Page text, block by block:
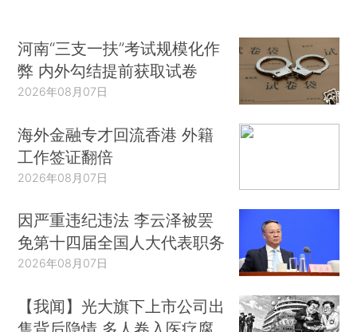
河南“三支一扶”考试规模化作
弊 内外勾结提前获取试卷
2026年08月07日
海外金融专才回流香港 外籍
工作签证翻倍
2026年08月07日
因严重违纪违法 李云泽被罢
免第十四届全国人大代表职务
2026年08月07日
【我闻】光大旗下上市公司出